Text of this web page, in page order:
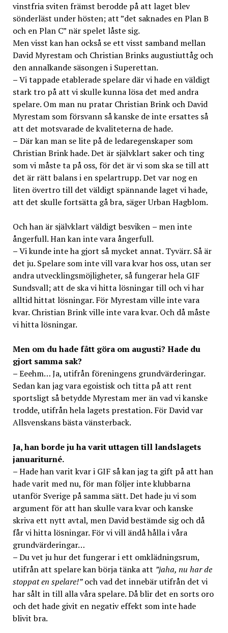
vinstfria sviten främst berodde på att laget blev
sönderläst under hösten; att ”det saknades en Plan B
och en Plan C” när spelet låste sig.
Men visst kan han också se ett visst samband mellan
David Myrestam och Christian Brinks augustiuttåg och
den annalkande säsongen i Superettan.
–Vi tappade etablerade spelare där vi hade en väldigt
stark tro på att vi skulle kunna lösa det med andra
spelare. Om man nu pratar Christian Brink och David
Myrestam som försvann så kanske de inte ersattes så
att det motsvarade de kvaliteterna de hade.
– Där kan man se lite på de ledaregenskaper som
Christian Brink hade. Det är självklart saker och ting
som vi måste ta på oss, för det är vi som ska se till att
det är rätt balans i en spelartrupp. Det var nog en
liten övertro till det väldigt spännande laget vi hade,
att det skulle fortsätta gå bra, säger Urban Hagblom.
Och han är självklart väldigt besviken – men inte
ångerfull. Han kan inte vara ångerfull.
–Vi kunde inte ha gjort så mycket annat. Tyvärr. Så är
det ju. Spelare som inte vill vara kvar hos oss, utan ser
andra utvecklingsmöjligheter, så fungerar hela GIF
Sundsvall; att de ska vi hitta lösningar till och vi har
alltid hittat lösningar. För Myrestam ville inte vara
kvar. Christian Brink ville inte vara kvar. Och då måste
vi hitta lösningar.
Men om du hade fått göra om augusti? Hade du
gjort samma sak?
–Eeehm… Ja, utifrån föreningens grundvärderingar.
Sedan kan jag vara egoistisk och titta på att rent
sportsligt så betydde Myrestam mer än vad vi kanske
trodde, utifrån hela lagets prestation. För David var
Allsvenskans bästa vänsterback.
Ja, han borde ju ha varit uttagen till landslagets
januariturné.
–Hade han varit kvar i GIF så kan jag ta gift på att han
hade varit med nu, för man följer inte klubbarna
utanför Sverige på samma sätt. Det hade ju vi som
argument för att han skulle vara kvar och kanske
skriva ett nytt avtal, men David bestämde sig och då
får vi hitta lösningar. För vi vill ändå hålla i våra
grundvärderingar…
–Du vet ju hur det fungerar i ett omklädningsrum,
utifrån att spelare kan börja tänka att ”jaha, nu har de
stoppat en spelare!”och vad det innebär utifrån det vi
har sålt in till alla våra spelare. Då blir det en sorts oro
och det hade givit en negativ effekt som inte hade
blivit bra.